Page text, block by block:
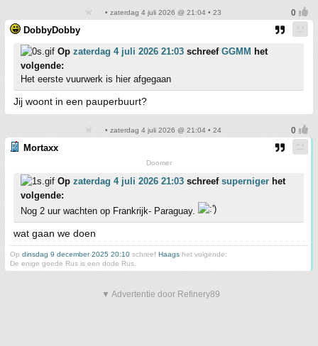
• zaterdag 4 juli 2026 @ 21:04 • 23
DobbyDobby
Op zaterdag 4 juli 2026 21:03 schreef GGMM het
volgende:
Het eerste vuurwerk is hier afgegaan
Jij woont in een pauperbuurt?
• zaterdag 4 juli 2026 @ 21:04 • 24
Mortaxx
Doomer
Op zaterdag 4 juli 2026 21:03 schreef superniger het
volgende:
Nog 2 uur wachten op Frankrijk- Paraguay.
wat gaan we doen
Op dinsdag 9 december 2025 20:10 schreef Haags het volgende:
De enige goede Rus is een dode Rus.
▼ Advertentie door Refinery89